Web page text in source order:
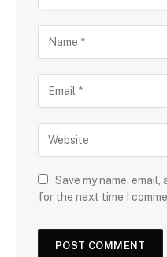
Save my name,
for the next time I